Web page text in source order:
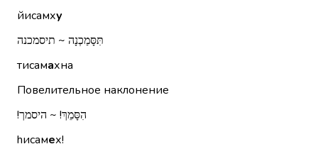
йисамху
תִּסָּמַכְנָה ~ תיסמכנה
тисамахна
Повелительное наклонение
הִסָּמֵךְ!‏ ~ היסמך!‏
hисамех!